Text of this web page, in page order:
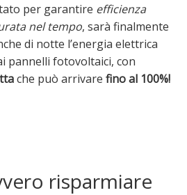
per garantire efficienza
nel tempo, sarà finalmente
di notte l’energia elettrica
pannelli fotovoltaici, con
che può arrivare fino al 100%!
risparmiare